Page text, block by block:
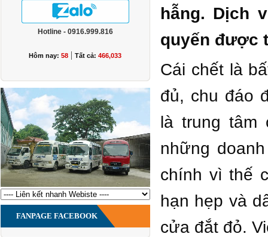
Hotline - 0916.999.816
Hôm nay: 58 | Tất cả: 466,033
FANPAGE FACEBOOK
hẫng. Dịch
quyến được
Cái chết là
đủ, chu đáo
là trung tâm
những
chính vì thế
hạn hẹp và
cửa đắt đỏ.